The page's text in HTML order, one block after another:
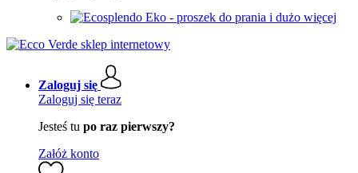
Eko - proszek do prania i dużo więcej
Zaloguj się
Zaloguj się teraz
Jesteś tu po raz pierwszy?
Załóż konto